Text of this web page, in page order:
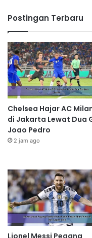
Postingan Terbaru
Chelsea Hajar AC
di Jakarta Lewat Dua
Joao Pedro
2 jam ago
Lionel Messi Pegang